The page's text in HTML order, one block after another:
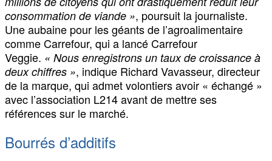
consommation de viande », poursuit la journaliste.
Une aubaine pour les géants de l’agroalimentaire
comme Carrefour, qui a lancé Carrefour
Veggie. « Nous enregistrons un taux de croissance à
deux chiffres », indique Richard Vavasseur, directeur
de la marque, qui admet volontiers avoir « échangé »
avec l’association L214 avant de mettre ses
références sur le marché.
Bourrés d’additifs